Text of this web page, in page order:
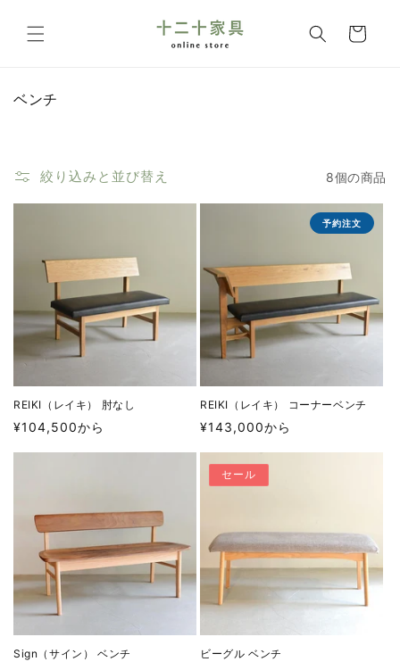
進む
ー
コ
ョ
ン
:
ベンチ
絞り込みと並び替え 8個の商品
REIKI（レイキ） 肘なし
通
常
¥104,500から
REIKI（レイキ） コーナーベンチ
通
常
価
格
¥143,000から
予約注文
Sign（サイン） ベンチ
セール
ビーグル ベンチ